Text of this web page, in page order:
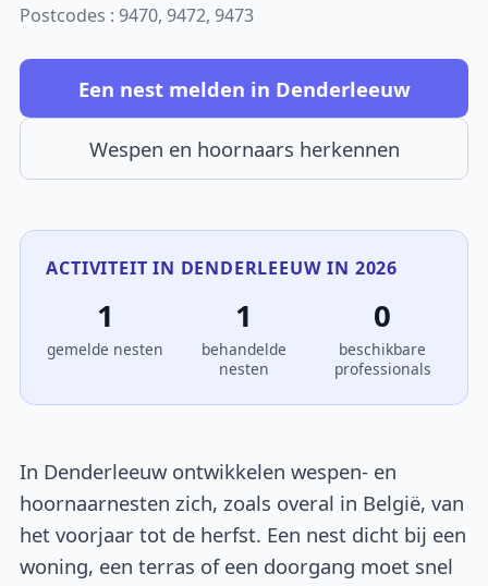
Postcodes : 9470, 9472, 9473
Een nest melden in Denderleeuw
Wespen en hoornaars herkennen
ACTIVITEIT IN DENDERLEEUW IN 2026
1
gemelde nesten
1
behandelde
nesten
0
beschikbare
professionals
In Denderleeuw ontwikkelen wespen- en
hoornaarnesten zich, zoals overal in België, van
het voorjaar tot de herfst. Een nest dicht bij een
woning, een terras of een doorgang moet snel